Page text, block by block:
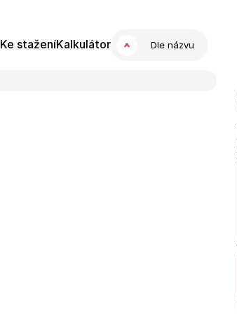
Ke staženíKalkulátor Dle názvu